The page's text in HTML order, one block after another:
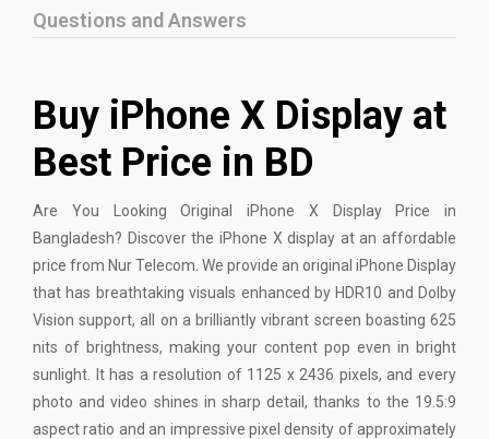
Questions and Answers
Buy iPhone X Display at
Best Price in BD
Are You Looking Original iPhone X Display Price in
Bangladesh? Discover the iPhone X display at an affordable
price from Nur Telecom. We provide an original iPhone Display
that has breathtaking visuals enhanced by HDR10 and Dolby
Vision support, all on a brilliantly vibrant screen boasting 625
nits of brightness, making your content pop even in bright
sunlight. It has a resolution of 1125 x 2436 pixels, and every
photo and video shines in sharp detail, thanks to the 19.5:9
aspect ratio and an impressive pixel density of approximately